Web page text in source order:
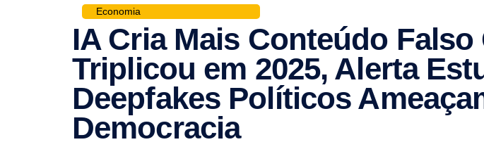
Economia
IA Cria Mais Conteúdo Falso
Triplicou em 2025, Alerta
Deepfakes Políticos
Democracia